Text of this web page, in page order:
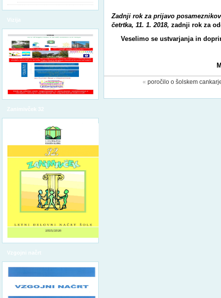
Vizija
Zanimivček 32
Vzgojni načrt
Zadnji rok za prijavo
četrtka, 11. 1.2018, zadnji rok za
Veselimo se ustvarjanja in
« poročilo o šolskem